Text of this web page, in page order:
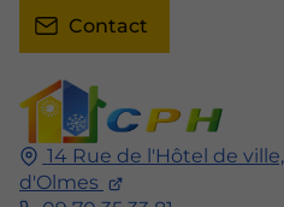
14 Rue de l'Hôtel de ville,
d'Olmes
Contact